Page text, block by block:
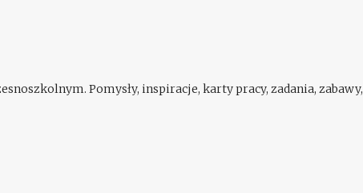
Pomysły, inspiracje, karty pracy, zadania, zabawy,